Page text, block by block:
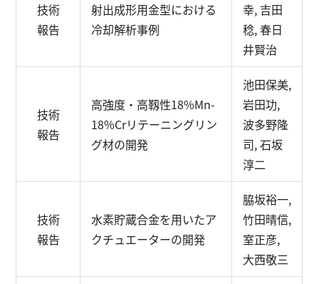
技術
報告
射出成形用金型における
冷却解析事例
幸, 吉田
稔, 春日
井賢治
技術
報告
高強度・高靱性18%Mn-
18%Crリテーニングリン
グ材の開発
池田保美,
岩田功,
波多野隆
司, 石坂
淳二
技術
報告
水素貯蔵合金を用いたア
クチュエーターの開発
脇坂裕一,
竹田晴信,
室正彦,
大西敬三